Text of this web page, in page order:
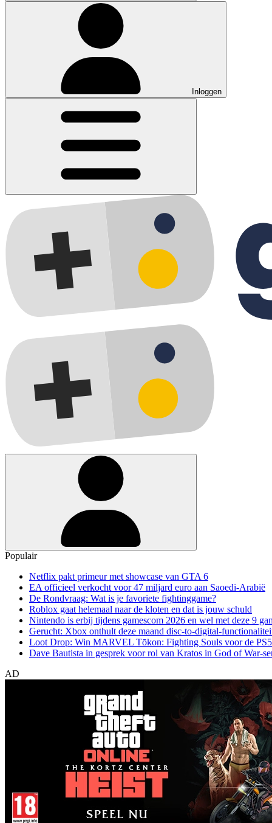
Inloggen
Populair
Netflix pakt primeur met showcase van GTA 6
EA officieel verkocht voor 47 miljard euro aan Saoedi-Arabië
De Rondvraag: Wat is je favoriete fightinggame?
Roblox gaat helemaal naar de kloten en dat is jouw schuld
Nintendo is erbij tijdens gamescom 2026 en wel met deze 9
Gerucht: Xbox onthult deze maand disc-to-digital-
Loot Drop: Win MARVEL Tōkon: Fighting Souls voor de PS5
Dave Bautista in gesprek voor rol van Kratos in God of War-
AD